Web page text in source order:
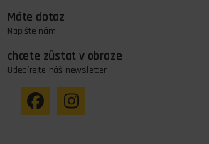
Máte dotaz
Napište nám
chcete zůstat v obraze
Odebírejte náš newsletter